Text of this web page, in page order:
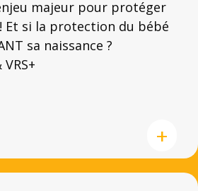
majeur pour protéger
Et si la protection du bébé
sa naissance ?
+